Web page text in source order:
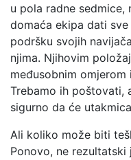
u pola radne
domaća ekipa dati
podršku svojih
njima. Njihovim
međusobnim
Trebamo ih poštovati,
sigurno da će
Ali koliko može biti
Ponovo, ne